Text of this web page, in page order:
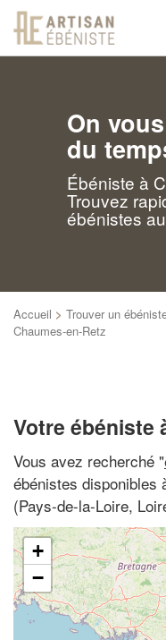
On
du
Ébéniste à
Trouvez
ébénistes
Accueil > Trouver un
Chaumes-en-Retz
Votre ébéniste
Vous avez recherché "
ébénistes disponibles
(Pays-de-la-Loire,
+
−